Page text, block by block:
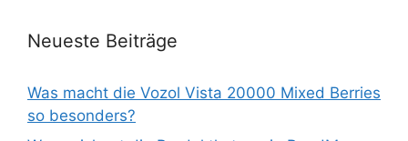
Neueste Beiträge
Was macht die Vozol Vista 20000 Mixed Berries
so besonders?